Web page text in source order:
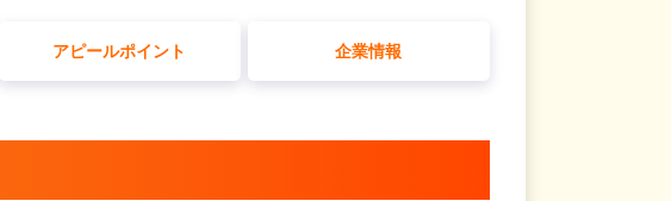
アピールポイント 企業情報